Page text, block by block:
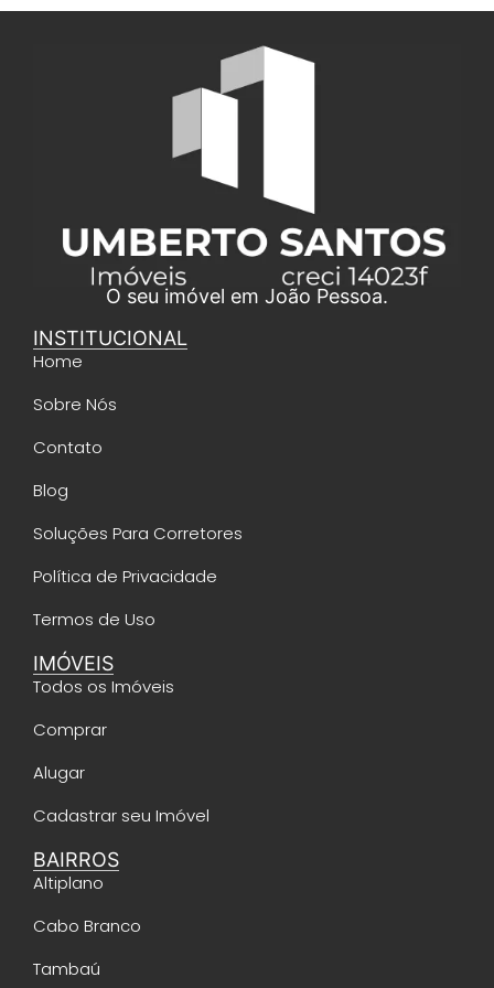
O seu imóvel em João Pessoa.
INSTITUCIONAL
Home
Sobre Nós
Contato
Blog
Soluções Para Corretores
Política de Privacidade
Termos de Uso
IMÓVEIS
Todos os Imóveis
Comprar
Alugar
Cadastrar seu Imóvel
BAIRROS
Altiplano
Cabo Branco
Tambaú